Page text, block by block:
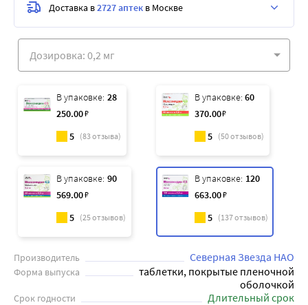
В упаковке: 28
250.00₽
5 (83отзыва)
В упаковке: 60
370.00₽
5 (50отзывов)
В упаковке: 90
569.00₽
5 (25отзывов)
В упаковке: 120
663.00₽
5 (137отзывов)
Производитель Северная Звезда НАО
Форма выпуска
таблетки, покрытые пленочной
оболочкой
Срок годности Длительный срок
Доставка в2727 аптек в Москве